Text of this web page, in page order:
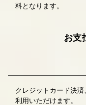
料となります。
お支
クレジットカード決
利用いただけます。